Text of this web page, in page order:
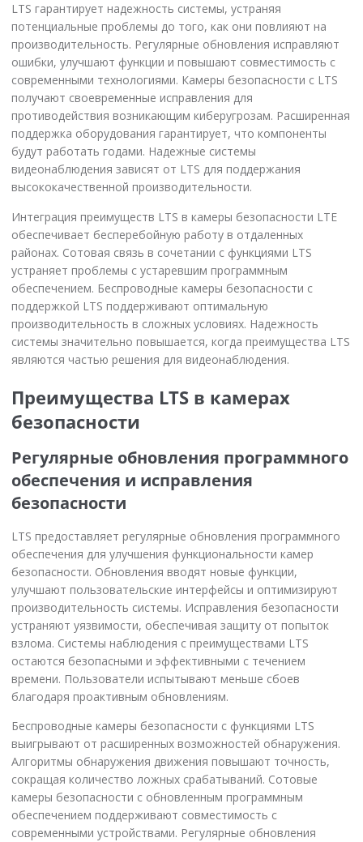
LTS гарантирует надежность системы, устраняя
потенциальные проблемы до того, как они повлияют на
производительность. Регулярные обновления исправляют
ошибки, улучшают функции и повышают совместимость с
современными технологиями. Камеры безопасности с LTS
получают своевременные исправления для
противодействия возникающим киберугрозам. Расширенная
поддержка оборудования гарантирует, что компоненты
будут работать годами. Надежные системы
видеонаблюдения зависят от LTS для поддержания
высококачественной производительности.
Интеграция преимуществ LTS в камеры безопасности LTE
обеспечивает бесперебойную работу в отдаленных
районах. Сотовая связь в сочетании с функциями LTS
устраняет проблемы с устаревшим программным
обеспечением. Беспроводные камеры безопасности с
поддержкой LTS поддерживают оптимальную
производительность в сложных условиях. Надежность
системы значительно повышается, когда преимущества LTS
являются частью решения для видеонаблюдения.
Преимущества LTS в камерах
безопасности
Регулярные обновления программного
обеспечения и исправления
безопасности
LTS предоставляет регулярные обновления программного
обеспечения для улучшения функциональности камер
безопасности. Обновления вводят новые функции,
улучшают пользовательские интерфейсы и оптимизируют
производительность системы. Исправления безопасности
устраняют уязвимости, обеспечивая защиту от попыток
взлома. Системы наблюдения с преимуществами LTS
остаются безопасными и эффективными с течением
времени. Пользователи испытывают меньше сбоев
благодаря проактивным обновлениям.
Беспроводные камеры безопасности с функциями LTS
выигрывают от расширенных возможностей обнаружения.
Алгоритмы обнаружения движения повышают точность,
сокращая количество ложных срабатываний. Сотовые
камеры безопасности с обновленным программным
обеспечением поддерживают совместимость с
современными устройствами. Регулярные обновления